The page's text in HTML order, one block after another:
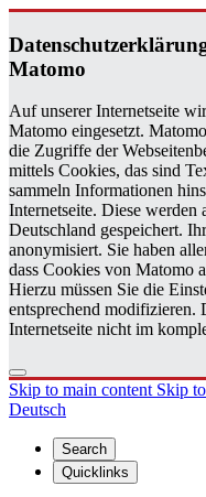
Matomo
Auf unserer Internetseite
Matomo eingesetzt.
die Zugriffe der
mittels Cookies, das sind
sammeln Informationen
Internetseite. Diese
Deutschland gespeichert.
anonymisiert. Sie haben
dass Cookies von Matomo
Hierzu müssen Sie die
entsprechend modifizieren.
Internetseite nicht im
Skip to main content Skip
Deutsch
Search
Quicklinks